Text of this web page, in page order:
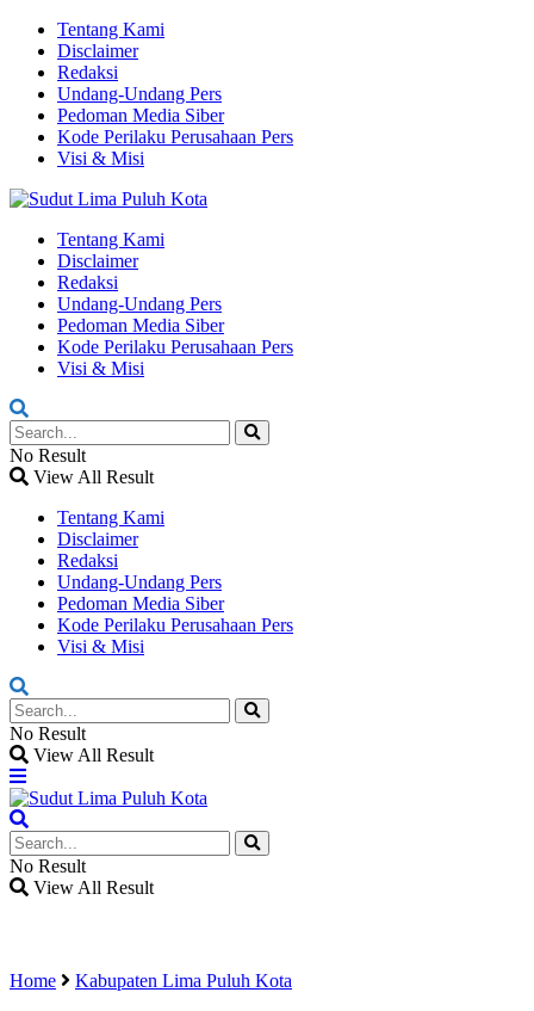
Tentang Kami
Disclaimer
Redaksi
Undang-Undang Pers
Pedoman Media Siber
Kode Perilaku Perusahaan Pers
Visi & Misi
Tentang Kami
Disclaimer
Redaksi
Undang-Undang Pers
Pedoman Media Siber
Kode Perilaku Perusahaan Pers
Visi & Misi
No Result
View All Result
Tentang Kami
Disclaimer
Redaksi
Undang-Undang Pers
Pedoman Media Siber
Kode Perilaku Perusahaan Pers
Visi & Misi
No Result
View All Result
No Result
View All Result
Home Kabupaten Lima Puluh Kota